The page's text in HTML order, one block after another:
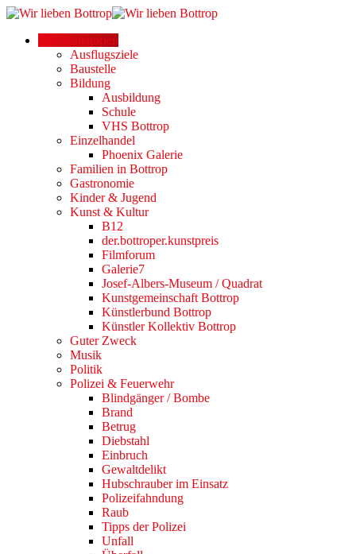
Alle Kategorien
Ausflugsziele
Baustelle
Bildung
Ausbildung
Schule
VHS Bottrop
Einzelhandel
Phoenix Galerie
Familien in Bottrop
Gastronomie
Kinder & Jugend
Kunst & Kultur
B12
der.bottroper.kunstpreis
Filmforum
Galerie7
Josef-Albers-Museum / Quadrat
Kunstgemeinschaft Bottrop
Künstlerbund Bottrop
Künstler Kollektiv Bottrop
Guter Zweck
Musik
Politik
Polizei & Feuerwehr
Blindgänger / Bombe
Brand
Betrug
Diebstahl
Einbruch
Gewaltdelikt
Hubschrauber im Einsatz
Polizeifahndung
Raub
Tipps der Polizei
Unfall